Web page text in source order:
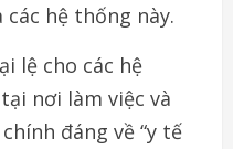
hệ thống này.
lệ cho các hệ
nơi làm việc và
đáng về “y tế